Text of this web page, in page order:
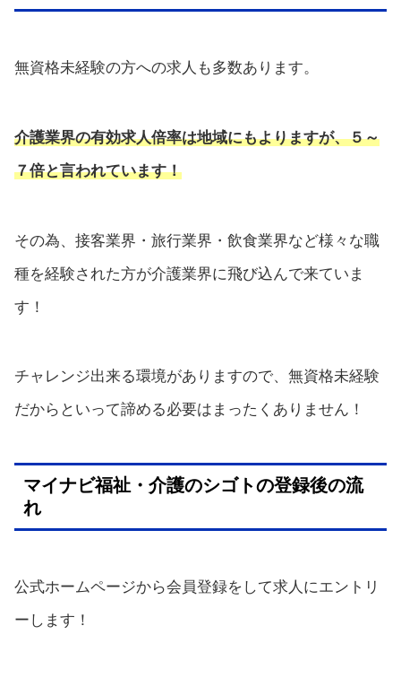
無資格未経験の方への求人も多数あります。
介護業界の有効求人倍率は地域にもよりますが、５～
７倍と言われています！
その為、接客業界・旅行業界・飲食業界など様々な職
種を経験された方が介護業界に飛び込んで来ていま
す！
チャレンジ出来る環境がありますので、無資格未経験
だからといって諦める必要はまったくありません！
マイナビ福祉・介護のシゴトの登録後の流
れ
公式ホームページから会員登録をして求人にエントリ
ーします！